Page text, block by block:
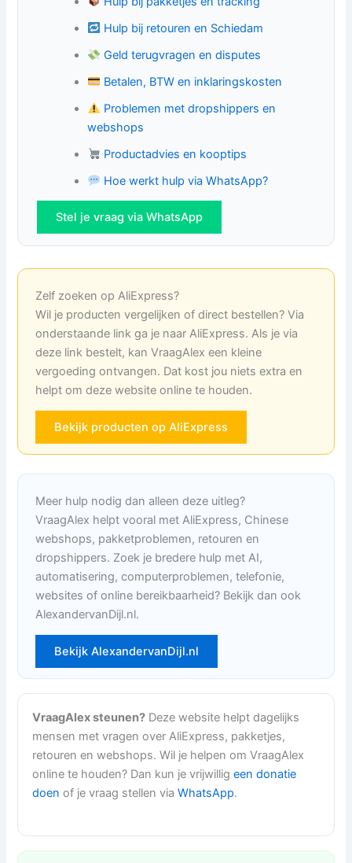
Hulp bij retouren en Schiedam
Geld terugvragen en disputes
Betalen, BTW en inklaringskosten
Problemen met dropshippers en
webshops
Productadvies en kooptips
Hoe werkt hulp via WhatsApp?
Stel je vraag via WhatsApp
Zelf zoeken op AliExpress?
Wil je producten vergelijken of direct bestellen? Via
onderstaande link ga je naar AliExpress. Als je via
deze link bestelt, kan VraagAlex een kleine
vergoeding ontvangen. Dat kost jou niets extra en
helpt om deze website online te houden.
Bekijk producten op AliExpress
Meer hulp nodig dan alleen deze uitleg?
VraagAlex helpt vooral met AliExpress, Chinese
webshops, pakketproblemen, retouren en
dropshippers. Zoek je bredere hulp met AI,
automatisering, computerproblemen, telefonie,
websites of online bereikbaarheid? Bekijk dan ook
AlexandervanDijl.nl.
Bekijk AlexandervanDijl.nl
VraagAlex steunen? Deze website helpt dagelijks
mensen met vragen over AliExpress, pakketjes,
retouren en webshops. Wil je helpen om VraagAlex
online te houden? Dan kun je vrijwilligeen donatie
doen of je vraag stellen viaWhatsApp.